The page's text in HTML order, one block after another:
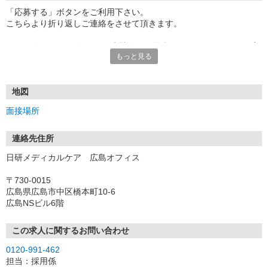
「応募する」ボタンをご利用下さい。
こちらより折り返しご連絡をさせて頂きます。
もっと見る
地図
面接場所
連絡先住所
日研メディカルケア 広島オフィス
〒730-0015
広島県広島市中区橋本町10-6
広島NSビル6階
この求人に関するお問い合わせ
0120-991-462
担当：採用係